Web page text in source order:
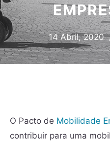
14 Abril, 2020
O Pacto de Mobilidade
contribuir para uma